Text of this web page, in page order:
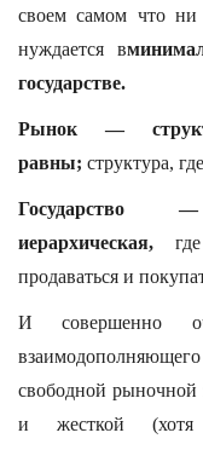
своем самом что
нуждается в
государстве.
Рынок —
равны; структура,
Государство
иерархическая,
продаваться и
И совершенно
свободной рыночной
и жесткой